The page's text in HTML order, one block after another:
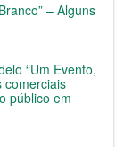
– Alguns
“Um Evento,
comerciais
público em